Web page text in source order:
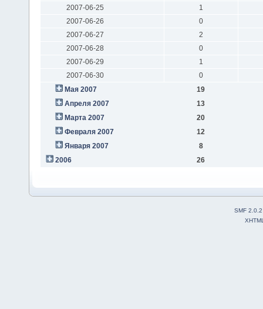
2007-06-25
1
2007-06-26
0
2007-06-27
2
2007-06-28
0
2007-06-29
1
2007-06-30
0
Мая 2007
19
Апреля 2007
13
Марта 2007
20
Февраля 2007
12
Января 2007
8
2006
26
SMF 2.0.2